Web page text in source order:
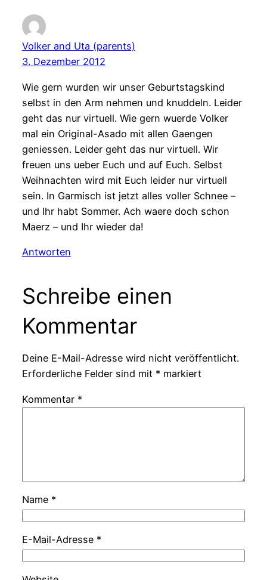
Volker and Uta (parents)
3. Dezember 2012
Wie gern wurden wir unser Geburtstagskind
selbst in den Arm nehmen und knuddeln. Leider
geht das nur virtuell. Wie gern wuerde Volker
mal ein Original-Asado mit allen Gaengen
geniessen. Leider geht das nur virtuell. Wir
freuen uns ueber Euch und auf Euch. Selbst
Weihnachten wird mit Euch leider nur virtuell
sein. In Garmisch ist jetzt alles voller Schnee –
und Ihr habt Sommer. Ach waere doch schon
Maerz – und Ihr wieder da!
Antworten
Schreibe einen
Kommentar
Deine E-Mail-Adresse wird nicht veröffentlicht.
Erforderliche Felder sind mit * markiert
Kommentar *
Name *
E-Mail-Adresse *